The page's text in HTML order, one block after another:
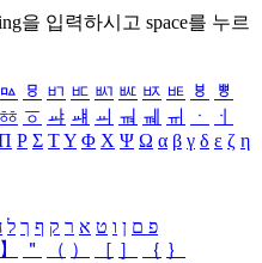
을 입력하시고 space를 누르
ㅰ ㅱ ㅲ ㅳ ㅴ ㅵ ㅶ ㅷ ㅸ
ㅹ
ㆅ ㆆ ㆇ ㆈ ㆉ ㆊ ㆋ ㆌ ㆍ
ㆎ
Ρ Σ ΤΥ Φ Χ Ψ Ω α β γ δ ε ζ η
פ ם ן ו ט א ר ק ף ך ל
】 ＂ （ ） ［ ］ ｛ ｝